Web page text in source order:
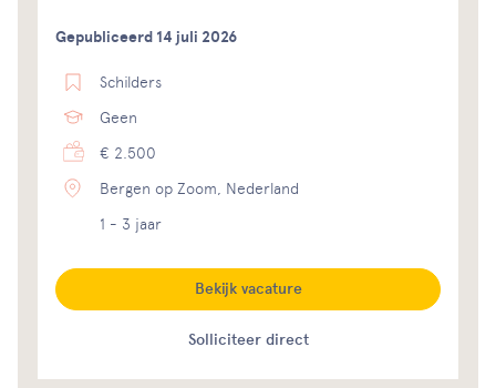
Gepubliceerd 14 juli 2026
Schilders
Geen
€ 2.500
Bergen op Zoom, Nederland
1 - 3 jaar
Solliciteer direct
Bekijk vacature